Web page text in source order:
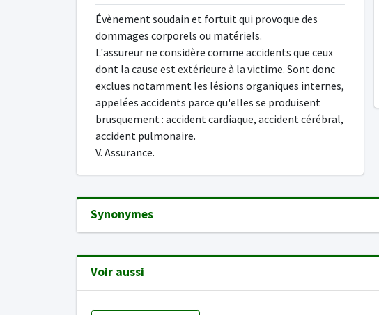
Évènement soudain et fortuit qui provoque des
dommages corporels ou matériels.
L'assureur ne considère comme accidents que ceux
dont la cause est extérieure à la victime. Sont donc
exclues notamment les lésions organiques internes,
appelées accidents parce qu'elles se produisent
brusquement : accident cardiaque, accident cérébral,
accident pulmonaire.
V. Assurance.
Synonymes
Voir aussi